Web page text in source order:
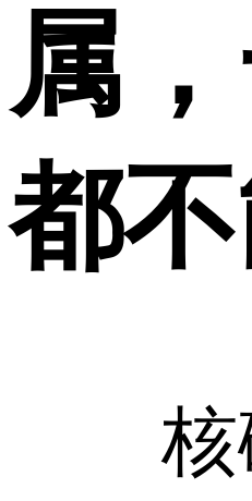
属
都
核